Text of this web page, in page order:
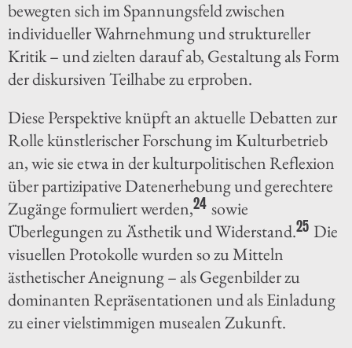
bewegten sich im Spannungsfeld zwischen
individueller Wahrnehmung und struktureller
Kritik – und zielten darauf ab, Gestaltung als Form
der diskursiven Teilhabe zu erproben.
Diese Perspektive knüpft an aktuelle Debatten zur
Rolle künstlerischer Forschung im Kulturbetrieb
an, wie sie etwa in der kulturpolitischen Reflexion
über partizipative Datenerhebung und gerechtere
Zugänge formuliert werden,24 sowie
Überlegungen zu Ästhetik und Widerstand.25 Die
visuellen Protokolle wurden so zu Mitteln
ästhetischer Aneignung – als Gegenbilder zu
dominanten Repräsentationen und als Einladung
zu einer vielstimmigen musealen Zukunft.